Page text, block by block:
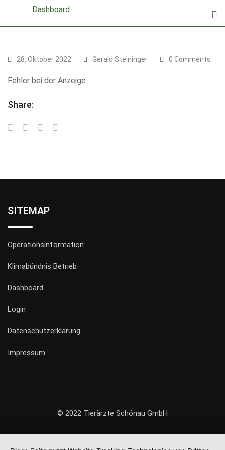
Dashboard
28. Oktober 2022 Gerald Steininger 0 Comments
Fehler bei der Anzeige
Share:
SITEMAP
Operationsinformation
Klimabündnis Betrieb
Dashboard
Login
Datenschutzerklärung
Impressum
© 2022 Tierärzte Schönau GmbH